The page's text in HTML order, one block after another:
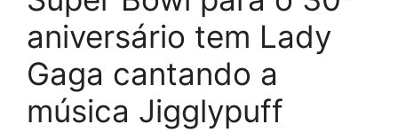
aniversário tem Lady
Gaga cantando a
música Jigglypuff